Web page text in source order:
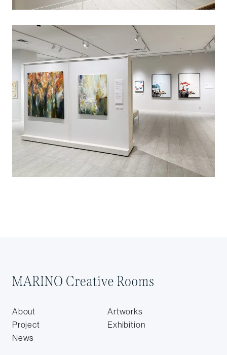
About
Artworks
Project
Exhibition
News